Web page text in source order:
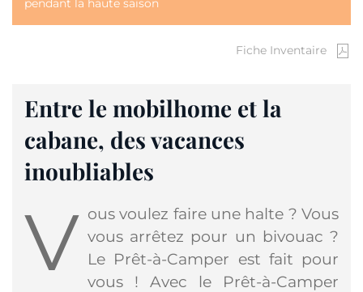
pendant la haute saison
Fiche Inventaire
Entre le mobilhome et la
cabane, des vacances
inoubliables
V ous voulez faire une halte ? Vous
vous arrêtez pour un bivouac ?
Le Prêt-à-Camper est fait pour
vous ! Avec le Prêt-à-Camper